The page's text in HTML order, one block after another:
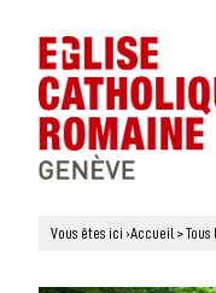
Vous êtes ici ›Accueil >Tous